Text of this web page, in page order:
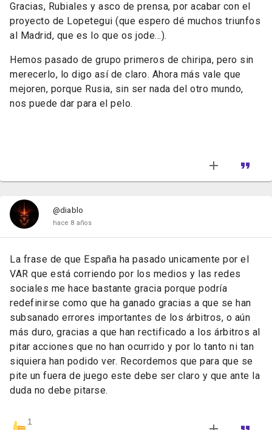
Gracias, Rubiales y asco de prensa, por acabar con el
proyecto de Lopetegui (que espero dé muchos triunfos
al Madrid, que es lo que os jode…).
Hemos pasado de grupo primeros de chiripa, pero sin
merecerlo, lo digo así de claro. Ahora más vale que
mejoren, porque Rusia, sin ser nada del otro mundo,
nos puede dar para el pelo.
@diablo
hace 8 años
La frase de que España ha pasado unicamente por el
VAR que está corriendo por los medios y las redes
sociales me hace bastante gracia porque podría
redefinirse como que ha ganado gracias a que se han
subsanado errores importantes de los árbitros, o aún
más duro, gracias a que han rectificado a los árbitros al
pitar acciones que no han ocurrido y por lo tanto ni tan
siquiera han podido ver. Recordemos que para que se
pite un fuera de juego este debe ser claro y que ante la
duda no debe pitarse.
1